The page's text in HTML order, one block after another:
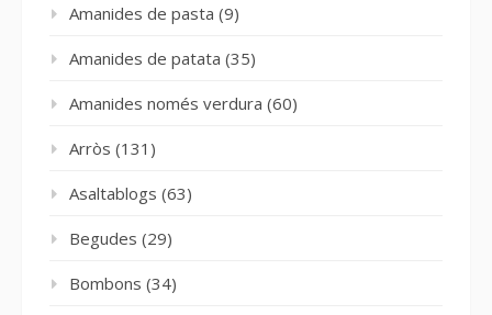
Amanides de pasta (9)
Amanides de patata (35)
Amanides només verdura (60)
Arròs (131)
Asaltablogs (63)
Begudes (29)
Bombons (34)